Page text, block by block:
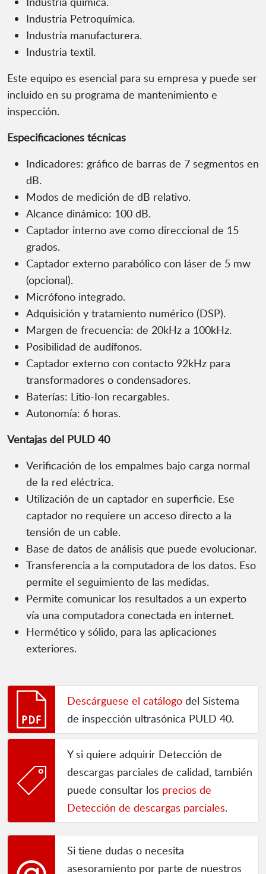
Industria Petroquímica.
Industria manufacturera.
Industria textil.
Este equipo es esencial para su empresa y puede ser
incluido en su programa de mantenimiento e
inspección.
Especificaciones técnicas
Indicadores: gráfico de barras de 7 segmentos en
dB.
Modos de medición de dB relativo.
Alcance dinámico: 100 dB.
Captador interno ave como direccional de 15
grados.
Captador externo parabólico con láser de 5 mw
(opcional).
Micrófono integrado.
Adquisición y tratamiento numérico (DSP).
Margen de frecuencia: de 20kHz a 100kHz.
Posibilidad de audífonos.
Captador externo con contacto 92kHz para
transformadores o condensadores.
Baterías: Litio-Ion recargables.
Autonomía: 6 horas.
Ventajas del PULD 40
Verificación de los empalmes bajo carga normal
de la red eléctrica.
Utilización de un captador en superficie. Ese
captador no requiere un acceso directo a la
tensión de un cable.
Base de datos de análisis que puede evolucionar.
Transferencia a la computadora de los datos. Eso
permite el seguimiento de las medidas.
Permite comunicar los resultados a un experto
vía una computadora conectada en internet.
Hermético y sólido, para las aplicaciones
exteriores.
Descárguese el catálogo del Sistema
de inspección ultrasónica PULD 40.
Y si quiere adquirir Detección de
descargas parciales de calidad, también
puede consultar los precios de
Detección de descargas parciales.
Si tiene dudas o necesita
asesoramiento por parte de nuestros